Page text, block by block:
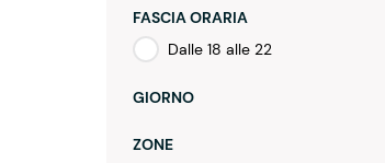
FASCIA ORARIA
Dalle 18 alle 22
GIORNO
ZONE